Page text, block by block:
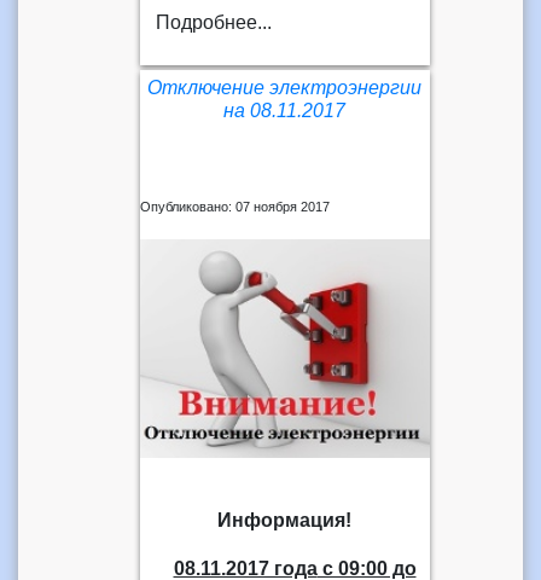
Подробнее...
Отключение электроэнергии
на 08.11.2017
Опубликовано: 07 ноября 2017
Информация!
08.11.2017 годас 09:00 до